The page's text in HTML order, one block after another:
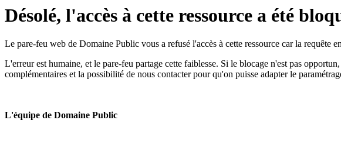
Désolé, l'accès à cette ressource a été
Le pare-feu web de Domaine Public vous a refusé l'accès à cette ressource car la requête
L'erreur est humaine, et le pare-feu partage cette faiblesse. Si le blocage n'est pas
complémentaires et la possibilité de nous contacter pour qu'on puisse adapter le
L'équipe de Domaine Public